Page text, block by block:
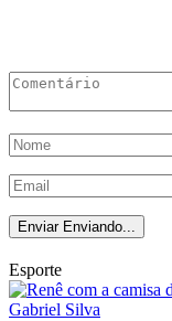
Enviar Enviando...
Esporte